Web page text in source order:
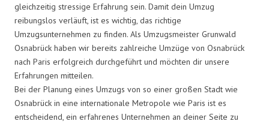
gleichzeitig stressige Erfahrung sein. Damit dein Umzug
reibungslos verläuft, ist es wichtig, das richtige
Umzugsunternehmen zu finden. Als Umzugsmeister Grunwald
Osnabrück haben wir bereits zahlreiche Umzüge von Osnabrück
nach Paris erfolgreich durchgeführt und möchten dir unsere
Erfahrungen mitteilen.
Bei der Planung eines Umzugs von so einer großen Stadt wie
Osnabrück in eine internationale Metropole wie Paris ist es
entscheidend, ein erfahrenes Unternehmen an deiner Seite zu